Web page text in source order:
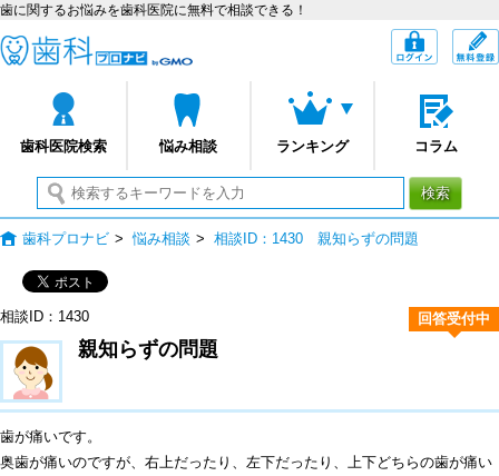
歯に関するお悩みを歯科医院に無料で相談できる！
歯科医院検索 悩み相談 ランキング コラム
ログイン
検索
歯科プロナビ > 悩み相談 > 相談ID：1430 親知らずの問題
親知らずの問題
歯が痛いです。
奥歯が痛いのですが、右上だったり、左下だったり、上下どちらの歯が痛い
相談ID：1430 回答受付中